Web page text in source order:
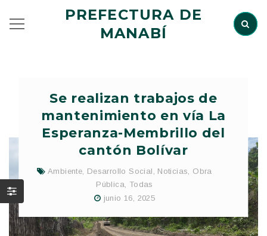
PREFECTURA DE
MANABÍ
Se realizan trabajos de
mantenimiento en vía La
Esperanza-Membrillo del
cantón Bolívar
Ambiente, Desarrollo Social , Noticias, Obra
Pública, Todas
junio 16, 2025